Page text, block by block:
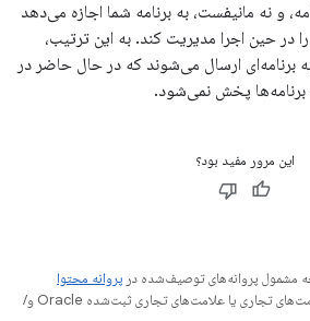
و نه مانیفست، به برنامه شما اجازه می‌دهد
در حین اجرا مدیریت کند. به این ترتیب،
برنامه‌ای ارسال می‌شوند که در حال حاضر در
پخش نمی‌شود.
این مرور مفید بود؟
مشمول پروانه‌های توصیف‌شده در پروانه محتوا
هستند. جاوا و OpenJDK علامت‌های تجاری یا علامت‌های تجاری ثبت‌شده Oracle و/